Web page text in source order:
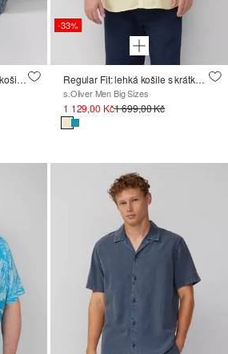
Regular fit: pletená resortní košile se strukturou
-33%
Regular Fit: lehká košile s krátkým rukávem ze 100% lnu
s.Oliver Men Big Sizes
1 129,00 Kč1 699,00 Kč